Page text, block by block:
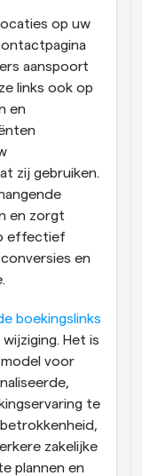
op uw
aanspoort
links ook op
en
zij gebruiken.
en zorgt
effectief
en
boekingslinks
Het is
voor
te
zakelijke
plannen en